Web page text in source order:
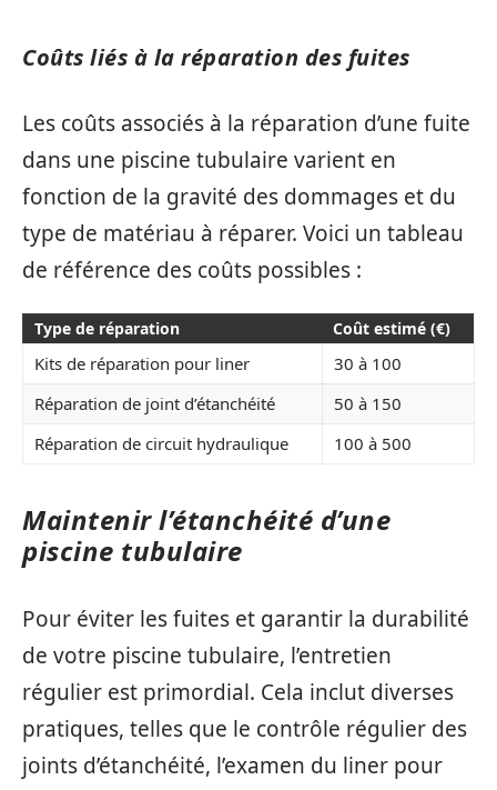
Coûts liés à la réparation des fuites
Les coûts associés à la réparation d’une fuite
dans une piscine tubulaire varient en
fonction de la gravité des dommages et du
type de matériau à réparer. Voici un tableau
de référence des coûts possibles :
Type de réparation Coût estimé (€)
Kits de réparation pour liner
30 à 100
Réparation de joint d’étanchéité
50 à 150
Réparation de circuit hydraulique
100 à 500
Maintenir l’étanchéité d’une
piscine tubulaire
Pour éviter les fuites et garantir la durabilité
de votre piscine tubulaire, l’entretien
régulier est primordial. Cela inclut diverses
pratiques, telles que le contrôle régulier des
joints d’étanchéité, l’examen du liner pour